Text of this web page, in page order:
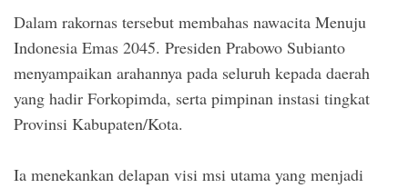
Dalam rakornas tersebut membahas nawacita Menuju
Indonesia Emas 2045. Presiden Prabowo Subianto
menyampaikan arahannya pada seluruh kepada daerah
yang hadir Forkopimda, serta pimpinan instasi tingkat
Provinsi Kabupaten/Kota.
Ia menekankan delapan visi msi utama yang menjadi